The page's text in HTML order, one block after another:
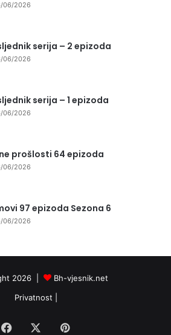
06/2026
serija – 2 epizoda
06/2026
serija – 1 epizoda
06/2026
prošlosti 64 epizoda
06/2026
97 epizoda Sezona 6
06/2026
2026 |
Bh-vjesnik.net
Privatnost
Facebook Pinterest